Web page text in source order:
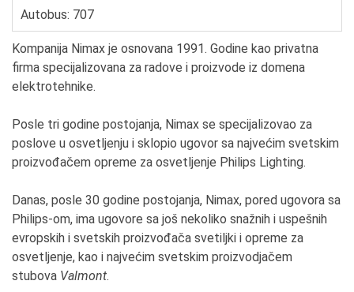
Autobus: 707
Kompanija Nimax je osnovana 1991. Godine kao privatna
firma specijalizovana za radove i proizvode iz domena
elektrotehnike.
Posle tri godine postojanja, Nimax se specijalizovao za
poslove u osvetljenju i sklopio ugovor sa najvećim svetskim
proizvođačem opreme za osvetljenje Philips Lighting.
Danas, posle 30 godine postojanja, Nimax, pored ugovora sa
Philips-om, ima ugovore sa još nekoliko snažnih i uspešnih
evropskih i svetskih proizvođača svetiljki i opreme za
osvetljenje, kao i najvećim svetskim proizvodjačem
stubova Valmont.